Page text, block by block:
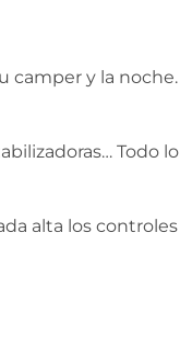
camper y la noche.
Todo lo
alta los controles